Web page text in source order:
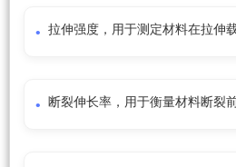
拉伸强度，用于测定材料在拉伸
断裂伸长率，用于衡量材料断裂